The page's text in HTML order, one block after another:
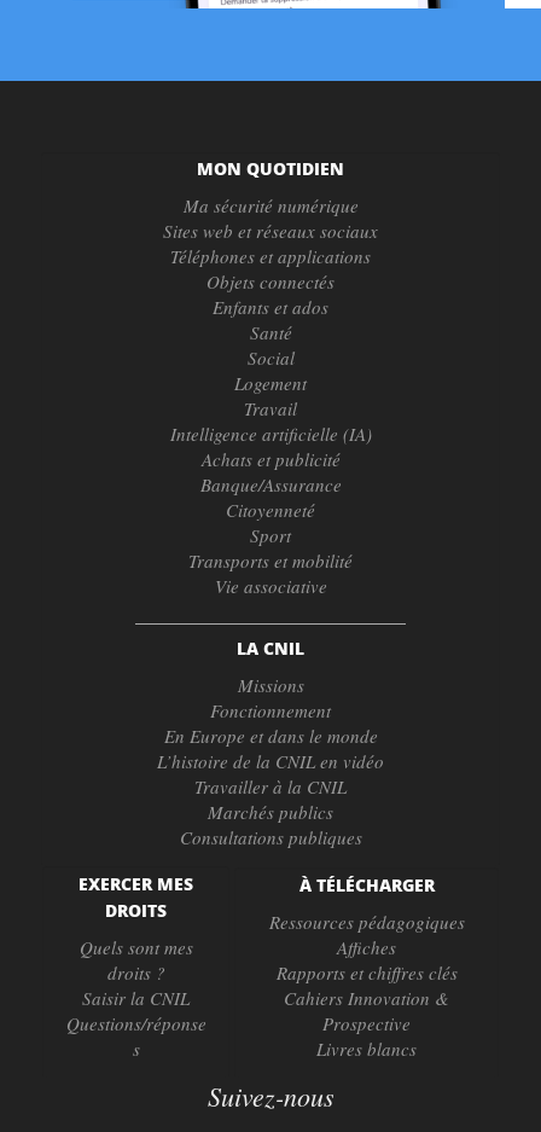
MON QUOTIDIEN
Ma sécurité numérique
Sites web et réseaux sociaux
Téléphones et applications
Objets connectés
Enfants et ados
Santé
Social
Logement
Travail
Intelligence artificielle (IA)
Achats et publicité
Banque/Assurance
Citoyenneté
Sport
Transports et mobilité
Vie associative
LA CNIL
Missions
Fonctionnement
En Europe et dans le monde
L’histoire de la CNIL en vidéo
Travailler à la CNIL
Marchés publics
Consultations publiques
EXERCER MES
DROITS
Quels sont mes
droits ?
Saisir la CNIL
Questions/réponse
s
À TÉLÉCHARGER
Ressources pédagogiques
Affiches
Rapports et chiffres clés
Cahiers Innovation &
Prospective
Livres blancs
Suivez-nous